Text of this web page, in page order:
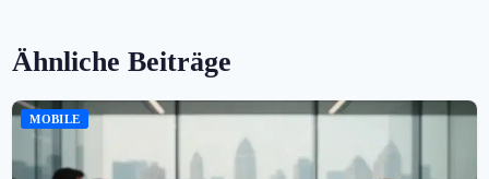
Ähnliche Beiträge
MOBILE